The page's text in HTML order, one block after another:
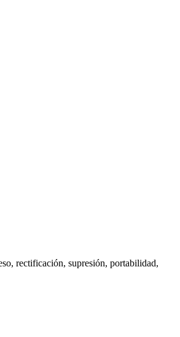
rectificación, supresión, portabilidad,